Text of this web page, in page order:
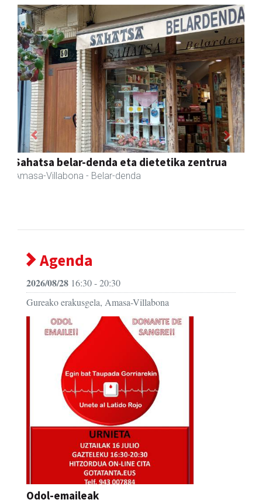
Erniobea BHI
Amasa-Villabona - Hezkuntza
Previous Next
Agenda
2026/08/28 16:30 - 20:30
Gureako erakusgela, Amasa-Villabona
Odol-emaileak